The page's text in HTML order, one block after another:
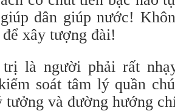
dân giúp nước!
xây tượng đài!
trị là người phải rất
soát tâm lý quần
tưởng và đường hướng